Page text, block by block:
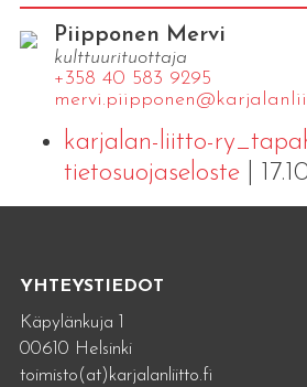
Piipponen Mervi
kulttuurituottaja
+358 40 583 9295
karjalan-liitto-
tietosuojaseloste|
YHTEYSTIEDOT
Käpylänkuja 1
00610 Helsinki
toimisto(at)karjalanliitto.fi